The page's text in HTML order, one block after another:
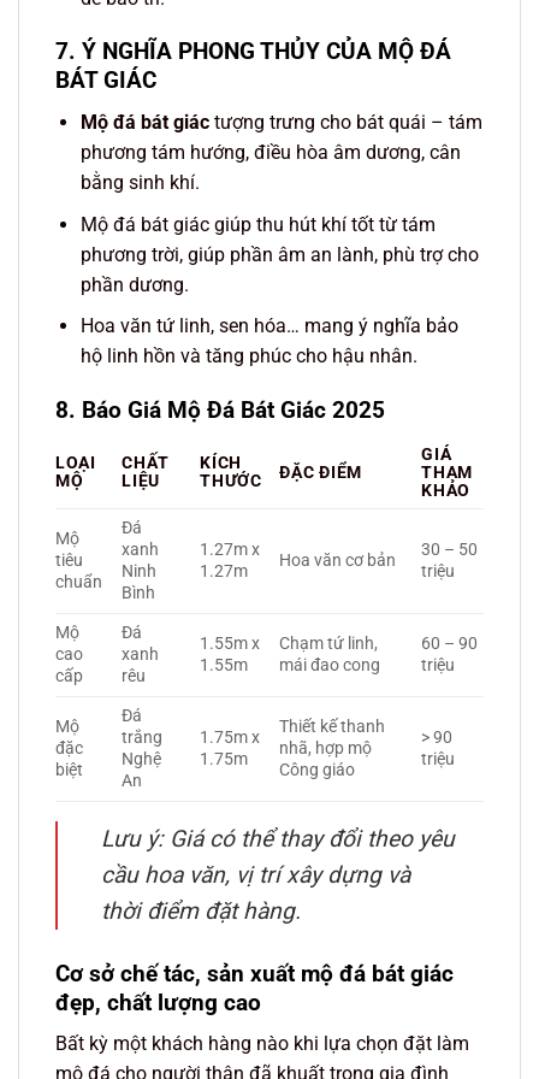
7. Ý NGHĨA PHONG THỦY CỦA MỘ ĐÁ
BÁT GIÁC
Mộ đá bát giáctượng trưng cho bát quái – tám
phương tám hướng, điều hòa âm dương, cân
bằng sinh khí.
Mộ đá bát giác giúp thu hút khí tốt từ tám
phương trời, giúp phần âm an lành, phù trợ cho
phần dương.
Hoa văn tứ linh, sen hóa… mang ý nghĩa bảo
hộ linh hồn và tăng phúc cho hậu nhân.
8. Báo Giá Mộ Đá Bát Giác 2025
LOẠI
MỘ
CHẤT
LIỆU
KÍCH
THƯỚC
ĐẶC ĐIỂM
GIÁ
THAM
KHẢO
Mộ
tiêu
chuẩn
Đá
xanh
Ninh
Bình
1.27m x
1.27m
Hoa văn cơ bản
30 – 50
triệu
Mộ
cao
cấp
Đá
xanh
rêu
1.55m x
1.55m
Chạm tứ linh,
mái đao cong
60 – 90
triệu
Mộ
đặc
biệt
Đá
trắng
Nghệ
An
1.75m x
1.75m
Thiết kế thanh
nhã, hợp mộ
Công giáo
> 90
triệu
Lưu ý: Giá có thể thay đổi theo yêu
cầu hoa văn, vị trí xây dựng và
thời điểm đặt hàng.
Cơ sở chế tác, sản xuất mộ đá bát giác
đẹp, chất lượng cao
Bất kỳ một khách hàng nào khi lựa chọn đặt làm
mộ đá cho người thân đã khuất trong gia đình